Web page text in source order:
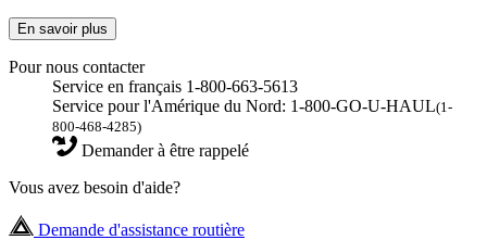
En savoir plus
Pour nous contacter
Service en français 1-800-663-5613
Service pour l'Amérique du Nord: 1-800-GO-U-HAUL(1-
800-468-4285)
Demander à être rappelé
Vous avez besoin d'aide?
Demande d'assistance routière